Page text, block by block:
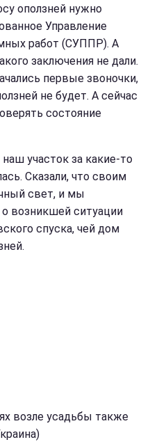
оползней нужно
Управление
работ (СУППР). А
заключения не дали.
первые звоночки,
не будет. А сейчас
состояние
участок за какие-то
Сказали, что своим
свет, и мы
возникшей ситуации
спуска, чей дом
возле усадьбы также